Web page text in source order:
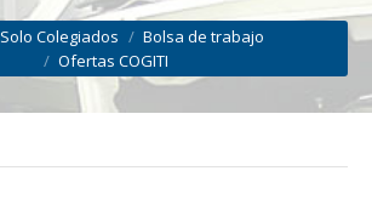
Solo Colegiados
Bolsa de trabajo
Ofertas COGITI